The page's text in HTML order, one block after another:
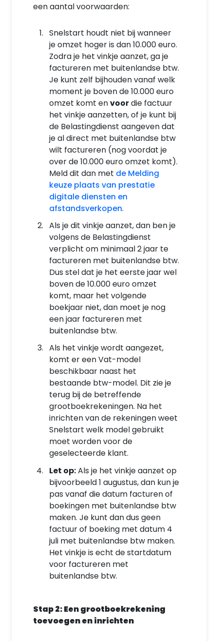
een aantal voorwaarden:
Snelstart houdt niet bij wanneer
je omzet hoger is dan 10.000 euro.
Zodra je het vinkje aanzet, ga je
factureren met buitenlandse btw.
Je kunt zelf bijhouden vanaf welk
moment je boven de 10.000 euro
omzet komt envoordie factuur
het vinkje aanzetten, of je kunt bij
de Belastingdienst aangeven dat
je al direct met buitenlandse btw
wilt factureren (nog voordat je
over de 10.000 euro omzet komt).
Meld dit dan met de Melding
keuze plaats van prestatie
digitale diensten en
afstandsverkopen.
Als je dit vinkje aanzet, dan ben je
volgens de Belastingdienst
verplicht om minimaal 2 jaar te
factureren met buitenlandse btw.
Dus stel dat je het eerste jaar wel
boven de 10.000 euro omzet
komt, maar het volgende
boekjaar niet, dan moet je nog
een jaar factureren met
buitenlandse btw.
Als het vinkje wordt aangezet,
komt er een Vat-model
beschikbaar naast het
bestaande btw-model. Dit zie je
terug bij de betreffende
grootboekrekeningen. Na het
inrichten van de rekeningen weet
Snelstart welk model gebruikt
moet worden voor de
geselecteerde klant.
Let op:Als je het vinkje aanzet op
bijvoorbeeld 1 augustus, dan kun je
pas vanaf die datum facturen of
boekingen met buitenlandse btw
maken. Je kunt dan dus geen
factuur of boeking met datum 4
juli met buitenlandse btw maken.
Het vinkje is echt de startdatum
voor factureren met
buitenlandse btw.
Stap 2: Een grootboekrekening
toevoegen en inrichten